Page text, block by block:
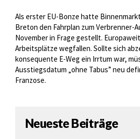
Als erster EU-Bonze hatte
Breton den Fahrplan zum Verbrenner-
November in Frage gestellt.
Arbeitsplätze wegfallen. Sollte sich
konsequente E-Weg ein Irrtum war,
Ausstiegsdatum „ohne Tabus” neu
Franzose.
Neueste Beiträge